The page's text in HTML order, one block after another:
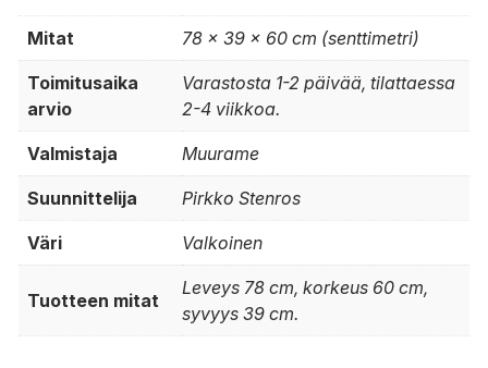
Mitat 78 × 39 × 60 cm (senttimetri)
Toimitusaika
arvio
Varastosta 1-2 päivää, tilattaessa
2-4 viikkoa.
Valmistaja Muurame
Suunnittelija Pirkko Stenros
Väri Valkoinen
Tuotteen mitat
Leveys 78 cm, korkeus 60 cm,
syvyys 39 cm.